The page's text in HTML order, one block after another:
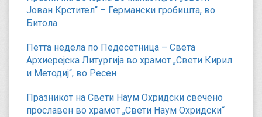
Јован Крстител“ – Германски гробишта, во
Битола
Петта недела по Педесетница – Света
Архиерејска Литургија во храмот „Свети Кирил
и Методиј“, во Ресен
Празникот на Свети Наум Охридски свечено
прославен во храмот „Свети Наум Охридски“